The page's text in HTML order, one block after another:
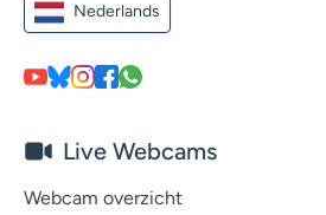
Nederlands
Live Webcams
Webcam overzicht